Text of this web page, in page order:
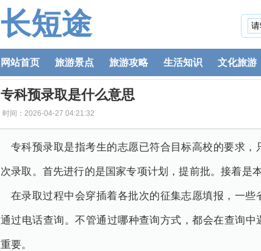
长短途
网站首页 旅游景点 旅游攻略 生活知识 文化旅游
专科预录取是什么意思
时间：2026-04-27 04:21:32
专科预录取是指考生的志愿已符合目标高校的要求
次录取。首先进行的是国家专项计划，提前批。接着是
在录取过程中会穿插着各批次的征集志愿填报，一
通过电话查询。不管通过哪种查询方式，都会在查询
重要。